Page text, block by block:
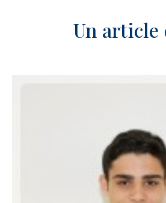
Un article